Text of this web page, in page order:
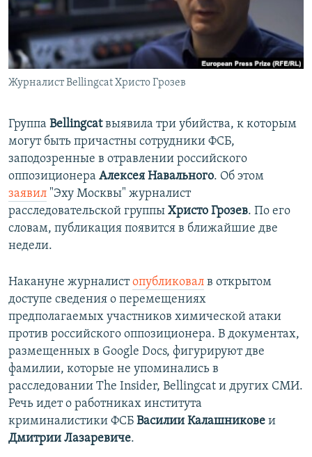
ПОБЕДИТЕЛЕЙ НЕ СУДЯТ?
КРЫМ.НЕПОКОРЕННЫЙ
ELIFBE
УКРАИНСКАЯ ПРОБЛЕМА КРЫМА
ПРИСОЕДИНЯЙТЕСЬ!
Журналист Bellingcat Христо Грозев
Группа Bellingcatвыявила три убийства, к которым
могут быть причастны сотрудники ФСБ,
заподозренные в отравлении российского
оппозиционера Алексея Навального. Об этом
заявил "Эху Москвы" журналист
расследовательской группы Христо Грозев. По его
словам, публикация появится в ближайшие две
недели.
Накануне журналистопубликовал в открытом
доступе сведения о перемещениях
предполагаемых участников химической атаки
против российского оппозиционера. В документах,
размещенных в Google Docs, фигурируют две
фамилии, которые не упоминались в
расследовании The Insider, Bellingcat и других СМИ.
Речь идет о работниках института
криминалистики ФСБ Василии Калашникове и
Дмитрии Лазаревиче.